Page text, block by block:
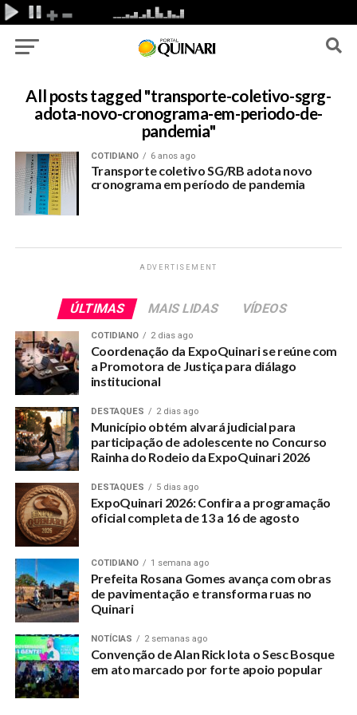
All posts tagged "transporte-coletivo-sgrg-
adota-novo-cronograma-em-periodo-de-
pandemia"
COTIDIANO 6 anos ago
Transporte coletivo SG/RB adota novo
cronograma em período de pandemia
ADVERTISEMENT
ÚLTIMAS MAIS LIDAS VÍDEOS
COTIDIANO 2 dias ago
Coordenação da ExpoQuinari se reúne com
a Promotora de Justiça para diálago
institucional
DESTAQUES 2 dias ago
Município obtém alvará judicial para
participação de adolescente no Concurso
Rainha do Rodeio da ExpoQuinari 2026
DESTAQUES 5 dias ago
ExpoQuinari 2026: Confira a programação
oficial completa de 13 a 16 de agosto
COTIDIANO 1 semana ago
Prefeita Rosana Gomes avança com obras
de pavimentação e transforma ruas no
Quinari
NOTÍCIAS 2 semanas ago
Convenção de Alan Rick lota o Sesc Bosque
em ato marcado por forte apoio popular